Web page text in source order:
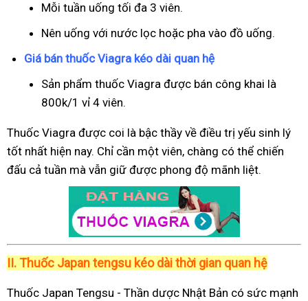
Mỗi tuần uống tối đa 3 viên.
Nên uống với nước lọc hoặc pha vào đồ uống.
Giá bán thuốc Viagra kéo dài quan hệ
Sản phẩm thuốc Viagra được bán công khai là
800k/1 vỉ 4 viên.
Thuốc Viagra được coi là bậc thầy về điều trị yếu sinh lý
tốt nhất hiện nay. Chỉ cần một viên, chàng có thể chiến
đấu cả tuần mà vẫn giữ được phong độ mãnh liệt.
II. Thuốc Japan tengsu kéo dài thời gian quan hệ
Thuốc Japan Tengsu - Thần dược Nhật Bản có sức mạnh